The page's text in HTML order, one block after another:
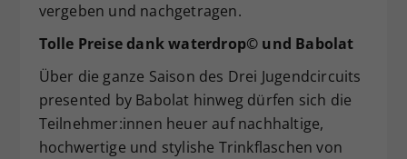
vergeben und nachgetragen.
Tolle Preise dank waterdrop© und Babolat
Über die ganze Saison des Drei Jugendcircuits
presented by Babolat hinweg dürfen sich die
Teilnehmer:innen heuer auf nachhaltige,
hochwertige und stylishe Trinkflaschen von